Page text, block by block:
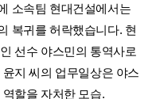
소속팀 현대건설에서는
복귀를 허락했습니다. 현
선수 야스민의 통역사로
지 씨의 업무일상은 야스
할을 자처한 모습.